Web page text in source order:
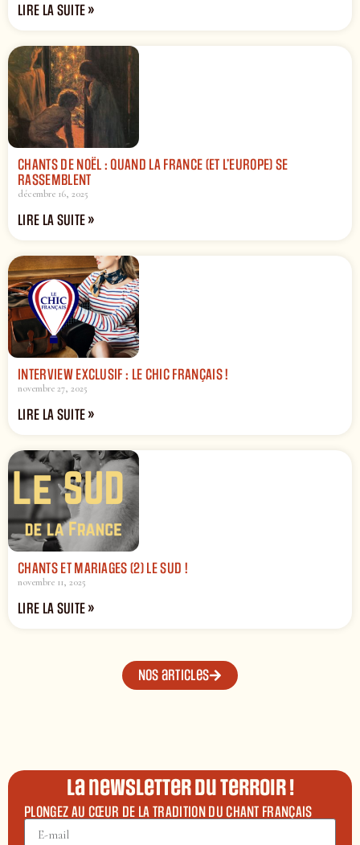
LIRE LA SUITE »
CHANTS DE NOËL : QUAND LA FRANCE (ET L’EUROPE) SE
RASSEMBLENT
décembre 16, 2025
LIRE LA SUITE »
INTERVIEW EXCLUSIF : LE CHIC FRANÇAIS !
novembre 27, 2025
LIRE LA SUITE »
CHANTS ET MARIAGES (2) LE SUD !
novembre 11, 2025
LIRE LA SUITE »
Nos articles
La newsletter du terroir !
PLONGEZ AU CŒUR DE LA TRADITION DU CHANT FRANÇAIS